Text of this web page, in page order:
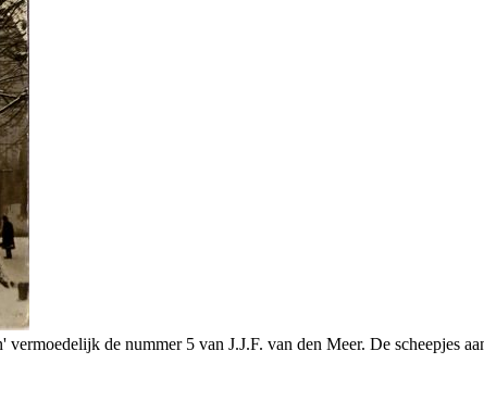
de nummer 5 van J.J.F. van den Meer. De scheepjes